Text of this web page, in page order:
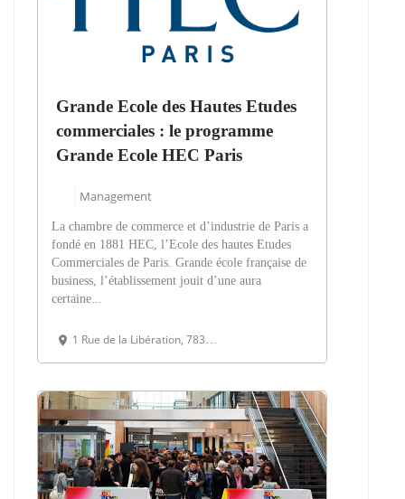
Grande Ecole des Hautes Etudes
commerciales : le programme
Grande Ecole HEC Paris
Management
La chambre de commerce et d’industrie de Paris a
fondé en 1881 HEC, l’Ecole des hautes Etudes
Commerciales de Paris. Grande école française de
business, l’établissement jouit d’une aura
certaine...
1 Rue de la Libération, 78350 Jouy-en-Josas, France